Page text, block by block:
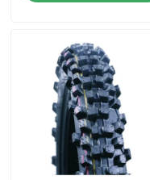
Controllo di qualità
Contattaci